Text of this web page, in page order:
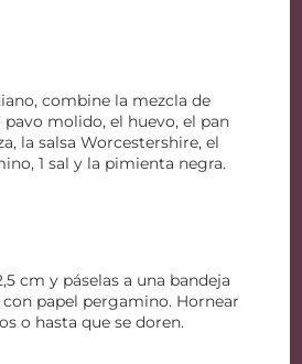
combine la mezcla de
pavo molido, el huevo, el pan
la salsa Worcestershire, el
1 sal y la pimienta negra.
cm y páselas a una bandeja
papel pergamino. Hornear
o hasta que se doren.